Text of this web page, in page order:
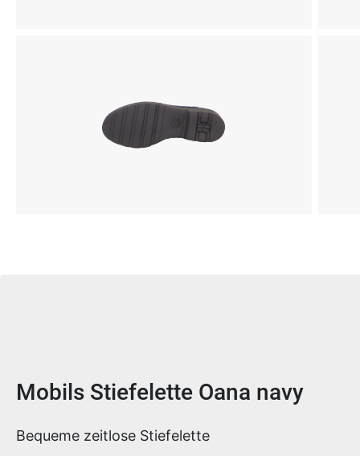
Produktinformationen
Mobils Stiefelette Oana navy
Bequeme zeitlose Stiefelette